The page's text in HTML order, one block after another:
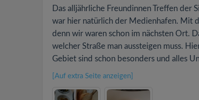
Das alljährliche Freundinnen Treffen der
war hier natürlich der Medienhafen. Mit
denn wir waren schon im nächsten Ort.
welcher Straße man aussteigen muss.
Gebiet sind schon besonders und alles
[Auf extra Seite anzeigen]